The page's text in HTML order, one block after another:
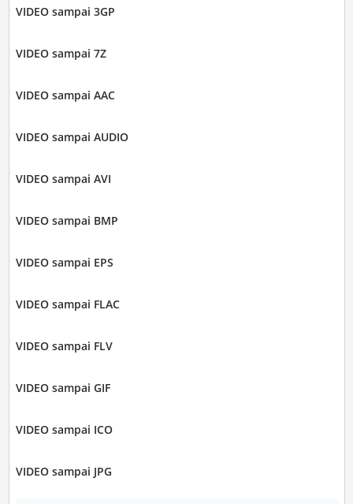
VIDEO sampai 3GP
VIDEO sampai 7Z
VIDEO sampai AAC
VIDEO sampai AUDIO
VIDEO sampai AVI
VIDEO sampai BMP
VIDEO sampai EPS
VIDEO sampai FLAC
VIDEO sampai FLV
VIDEO sampai GIF
VIDEO sampai ICO
VIDEO sampai JPG